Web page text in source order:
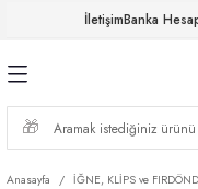
İletişimBanka
FIRDÖNDÜLER
Anasayfa İĞNE, KLİPS ve